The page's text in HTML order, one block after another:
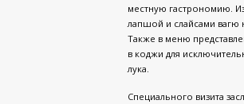
местную гастрономию.
лапшой и слайсами вагю
Также в меню
в коджи для
лука.
Специального визита